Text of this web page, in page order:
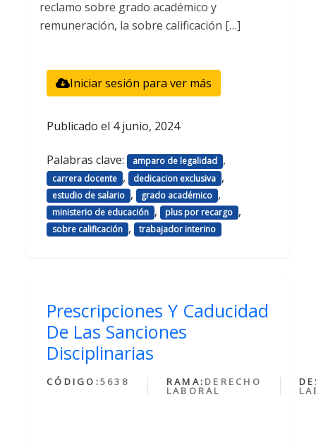
reclamo sobre grado académico y
remuneración, la sobre calificación […]
Iniciar sesión para ver más
Publicado el 4 junio, 2024
Palabras clave: amparo de legalidad ,
carrera docente , dedicacion exclusiva ,
estudio de salario , grado académico ,
ministerio de educación , plus por recargo ,
sobre calificación , trabajador interino
Prescripciones Y Caducidad
De Las Sanciones
Disciplinarias
CÓDIGO:5638 RAMA: DERECHO
LABORAL